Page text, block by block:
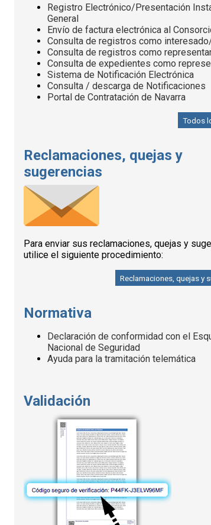
Registro Electrónico/Presentación
General
Envío de factura electrónica al
Consulta de registros como
Consulta de registros como
Consulta de expedientes como
Sistema de Notificación Electrónica
Consulta / descarga de Notificaciones
Portal de Contratación de Navarra
Todos
Reclamaciones, quejas y
sugerencias
Para enviar sus reclamaciones, quejas y
utilice el siguiente procedimiento:
Reclamaciones, quejas y
Normativa
Declaración de conformidad con el
Nacional de Seguridad
Ayuda para la tramitación telemática
Validación